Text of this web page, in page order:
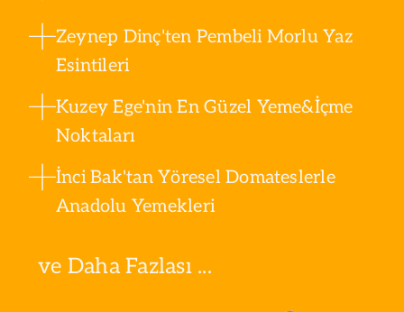
Zeynep Dinç'ten Pembeli Morlu Yaz
Esintileri
Kuzey Ege'nin En Güzel Yeme&İçme
Noktaları
İnci Bak'tan Yöresel Domateslerle
Anadolu Yemekleri
ve Daha Fazlası ...